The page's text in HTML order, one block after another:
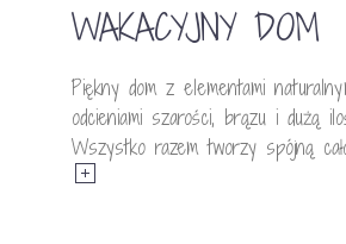
WAKACYJNY DOM
Piękny dom z elementami
odcieniami szarości, brązu i dużą
Wszystko razem tworzy spójną